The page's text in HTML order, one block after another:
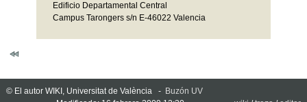
Edificio Departamental Central
Campus Tarongers s/n E-46022 Valencia
© El autor WIKI, Universitat de València - Buzón UV